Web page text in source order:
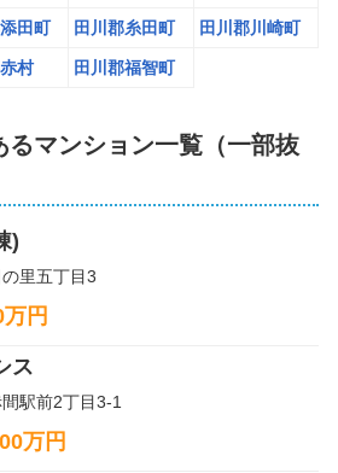
田町 田川郡糸田町 田川郡川崎町
村 田川郡福智町
るマンション一覧（一部抜
)
里五丁目3
万円
ス
駅前2丁目3-1
万円